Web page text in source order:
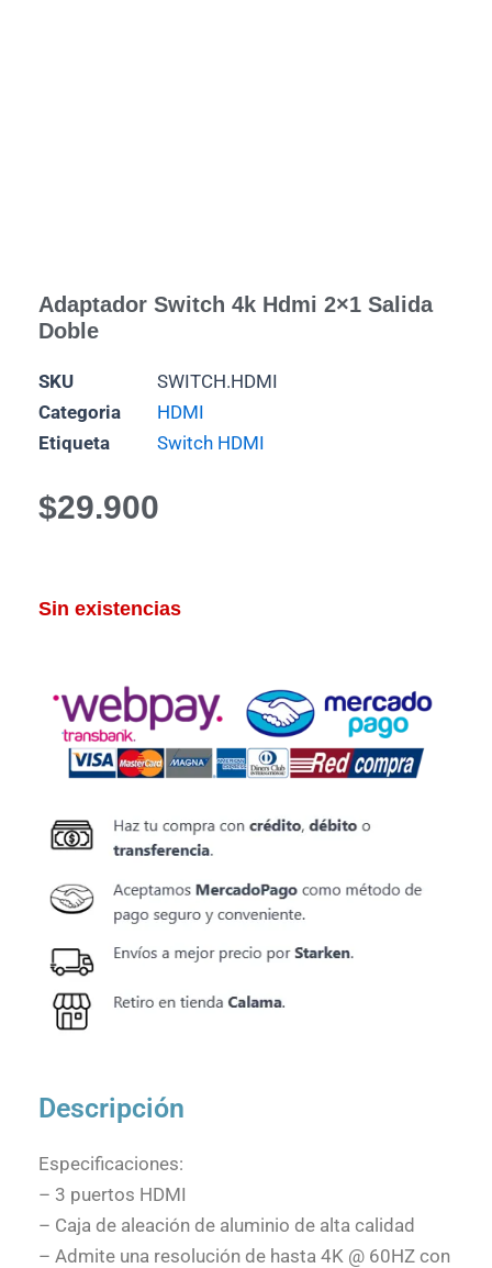
Adaptador Switch 4k Hdmi 2×1 Salida
Doble
SKU
SWITCH.HDMI
Categoria
HDMI
Etiqueta
Switch HDMI
$29.900
Sin existencias
Descripción
Especificaciones:
– 3 puertos HDMI
– Caja de aleación de aluminio de alta calidad
– Admite una resolución de hasta 4K @ 60HZ con